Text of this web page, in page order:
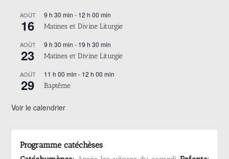
AOÛT
16
9 h 30 min - 12 h 00 min
Matines et Divine Liturgie
AOÛT
23
9 h 30 min - 19 h 30 min
Matines et Divine Liturgie
AOÛT
29
11 h 00 min - 12 h 00 min
Baptême
Voir le calendrier
Programme catéchèses